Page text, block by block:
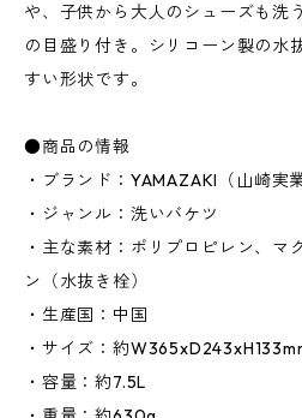
や、子供から大人のシューズも洗
の目盛り付き。シリコーン製の水
すい形状です。
●商品の情報
・ブランド：YAMAZAKI（山崎実
・ジャンル：洗いバケツ
・主な素材：ポリプロピレン、マ
ン（水抜き栓）
・生産国：中国
・サイズ：約
・容量：約7.5L